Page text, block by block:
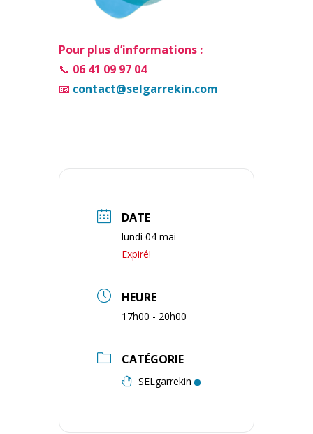
Pour plus d’informations :
📞 06 41 09 97 04
📧 contact@selgarrekin.com
DATE
lundi 04 mai
Expiré!
HEURE
17h00 - 20h00
CATÉGORIE
SELgarrekin